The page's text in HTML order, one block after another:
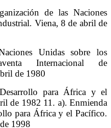
de las Naciones
Viena, 8 de abril de
Unidas sobre los
Internacional de
de 1980
para África y el
de 1982 11. a). Enmienda
para África y el Pacífico.
1998